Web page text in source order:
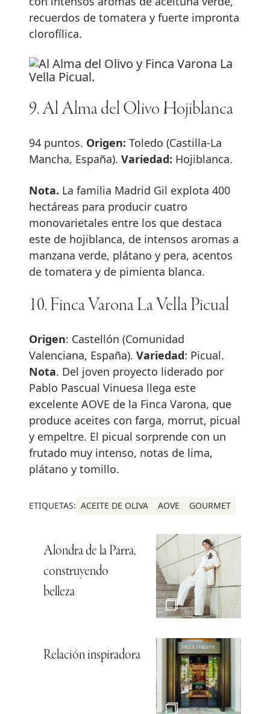
recuerdos de tomatera y fuerte impronta
clorofílica.
9. Al Alma del Olivo Hojiblanca
94 puntos. Origen: Toledo (Castilla-La
Mancha, España). Variedad: Hojiblanca.
Nota. La familia Madrid Gil explota 400
hectáreas para producir cuatro
monovarietales entre los que destaca
este de hojiblanca, de intensos aromas a
manzana verde, plátano y pera, acentos
de tomatera y de pimienta blanca.
10. Finca Varona La Vella Picual
Origen: Castellón (Comunidad
Valenciana, España). Variedad: Picual.
Nota. Del joven proyecto liderado por
Pablo Pascual Vinuesa llega este
excelente AOVE de la Finca Varona, que
produce aceites con farga, morrut, picual
y empeltre. El picual sorprende con un
frutado muy intenso, notas de lima,
plátano y tomillo.
ETIQUETAS: ACEITE DE OLIVA AOVE GOURMET
Alondra de la Parra,
construyendo
belleza
Relación inspiradora